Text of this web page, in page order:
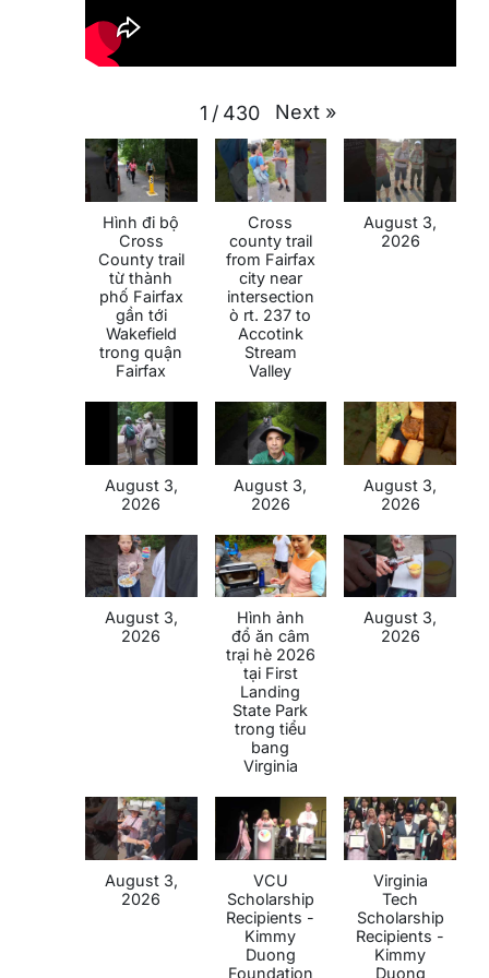
1 / 430 Next »
Hình đi bộ
Cross
County trail
từ thành
phố Fairfax
gần tới
Wakefield
trong quận
Fairfax
Cross
county trail
from Fairfax
city near
intersection
ò rt. 237 to
Accotink
Stream
Valley
August 3,
2026
August 3,
2026
August 3,
2026
August 3,
2026
August 3,
2026
Hình ảnh
đổ ăn câm
trại hè 2026
tại First
Landing
State Park
trong tiểu
bang
Virginia
August 3,
2026
August 3,
2026
VCU
Scholarship
Recipients -
Kimmy
Duong
Foundation
Virginia
Tech
Scholarship
Recipients -
Kimmy
Duong